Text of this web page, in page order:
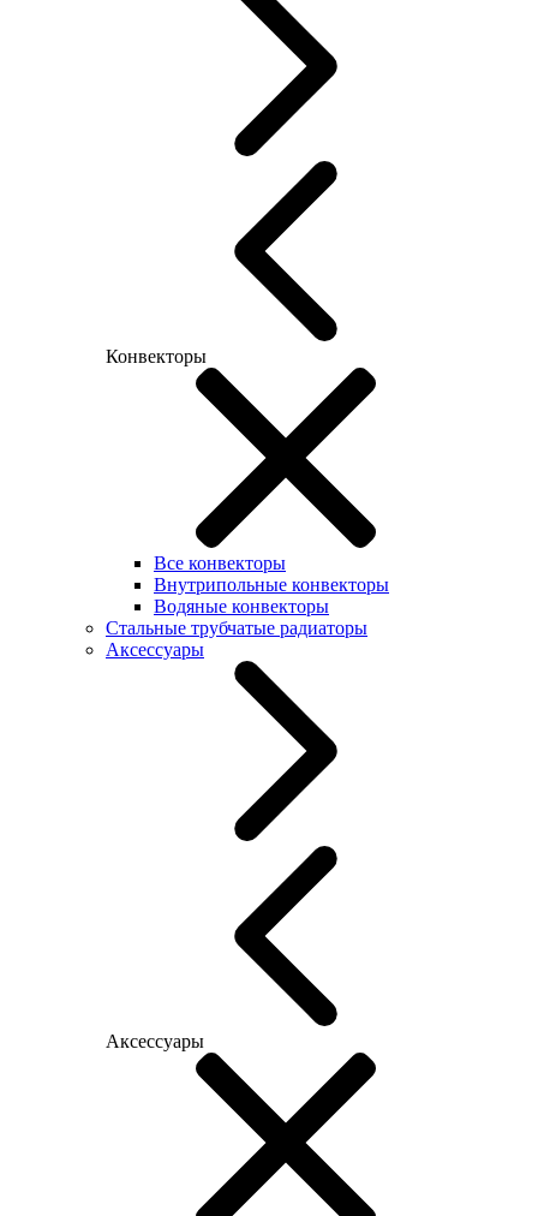
Конвекторы
Все конвекторы
Внутрипольные конвекторы
Водяные конвекторы
Стальные трубчатые радиаторы
Аксессуары
Аксессуары